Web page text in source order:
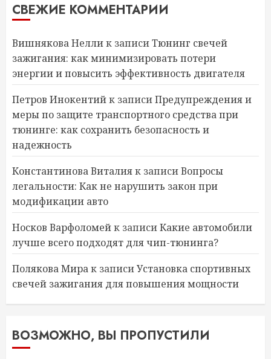
СВЕЖИЕ КОММЕНТАРИИ
Вишнякова Неллик записиТюнинг свечей
зажигания: как минимизировать потери
энергии и повысить эффективность двигателя
Петров Инокентийк записиПредупреждения и
меры по защите транспортного средства при
тюнинге: как сохранить безопасность и
надежность
Константинова Виталияк записиВопросы
легальности: Как не нарушить закон при
модификации авто
Носков Варфоломейк записиКакие автомобили
лучше всего подходят для чип-тюнинга?
Полякова Мирак записиУстановка спортивных
свечей зажигания для повышения мощности
ВОЗМОЖНО, ВЫ ПРОПУСТИЛИ